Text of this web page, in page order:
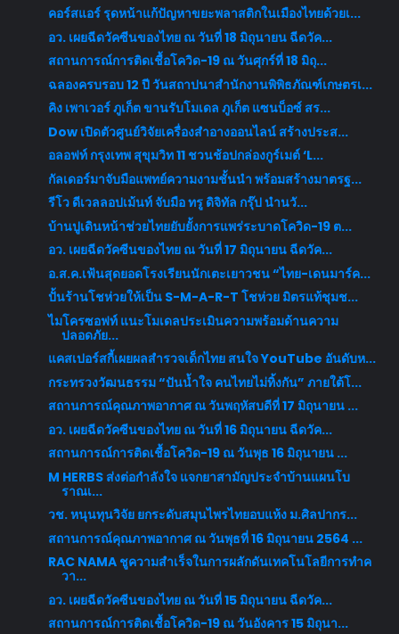
คอร์สแอร์ รุดหน้าแก้ปัญหาขยะพลาสติกในเมืองไทยด้วยเ...
อว. เผยฉีดวัคซีนของไทย ณ วันที่ 18 มิถุนายน ฉีดวัค...
สถานการณ์การติดเชื้อโควิด-19 ณ วันศุกร์ที่ 18 มิถุ...
ฉลองครบรอบ 12 ปี วันสถาปนาสำนักงานพิพิธภัณฑ์เกษตรเ...
คิง เพาเวอร์ ภูเก็ต ขานรับโมเดล ภูเก็ต แซนบ็อซ์ สร...
Dow เปิดตัวศูนย์วิจัยเครื่องสำอางออนไลน์ สร้างประส...
อลอฟท์ กรุงเทพ สุขุมวิท 11 ชวนช้อปกล่องกูร์เมต์ ‘L...
กัลเดอร์มาจับมือแพทย์ความงามชั้นนำ พร้อมสร้างมาตรฐ...
รีโว ดีเวลลอปเม้นท์ จับมือ ทรู ดิจิทัล กรุ๊ป นำนวั...
บ้านปูเดินหน้าช่วยไทยยับยั้งการแพร่ระบาดโควิด-19 ต...
อว. เผยฉีดวัคซีนของไทย ณ วันที่ 17 มิถุนายน ฉีดวัค...
อ.ส.ค.เฟ้นสุดยอดโรงเรียนนักเตะเยาวชน “ไทย-เดนมาร์ค...
ปั้นร้านโชห่วยให้เป็น S-M-A-R-T โชห่วย มิตรแท้ชุมช...
ไมโครซอฟท์ แนะโมเดลประเมินความพร้อมด้านความ
ปลอดภัย...
แคสเปอร์สกี้เผยผลสำรวจเด็กไทย สนใจ YouTube อันดับห...
กระทรวงวัฒนธรรม “ปันน้ำใจ คนไทยไม่ทิ้งกัน” ภายใต้โ...
สถานการณ์คุณภาพอากาศ ณ วันพฤหัสบดีที่ 17 มิถุนายน ...
อว. เผยฉีดวัคซีนของไทย ณ วันที่ 16 มิถุนายน ฉีดวัค...
สถานการณ์การติดเชื้อโควิด-19 ณ วันพุธ 16 มิถุนายน ...
M HERBS ส่งต่อกำลังใจ แจกยาสามัญประจำบ้านแผนโบ
ราณเ...
วช. หนุนทุนวิจัย ยกระดับสมุนไพรไทยอบแห้ง ม.ศิลปากร...
สถานการณ์คุณภาพอากาศ ณ วันพุธที่ 16 มิถุนายน 2564 ...
RAC NAMA ชูความสำเร็จในการผลักดันเทคโนโลยีการทำค
วา...
อว. เผยฉีดวัคซีนของไทย ณ วันที่ 15 มิถุนายน ฉีดวัค...
สถานการณ์การติดเชื้อโควิด-19 ณ วันอังคาร 15 มิถุนา...